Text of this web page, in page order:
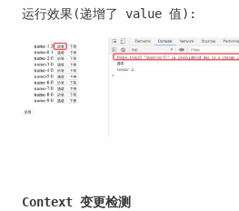
运行效果(递增了 value 值):
Context 变更检测